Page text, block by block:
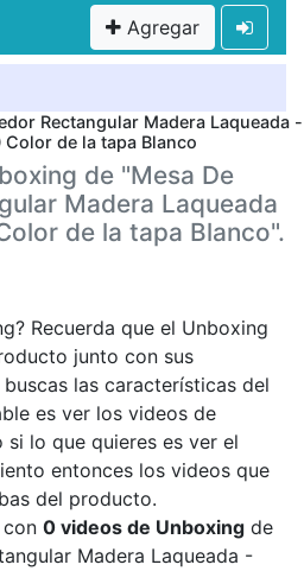
Agregar
Rectangular Madera Laqueada -
Color de la tapa Blanco
de "Mesa De
Madera Laqueada
de la tapa Blanco".
Recuerda que el Unboxing
junto con sus
las características del
es ver los videos de
si lo que quieres es ver el
entonces los videos que
del producto.
0 videos de Unboxing de
Madera Laqueada -